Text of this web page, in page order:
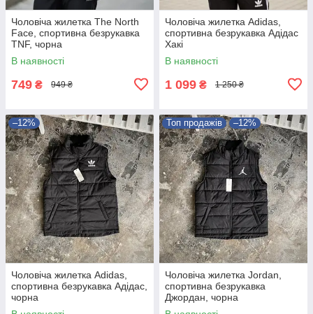
Чоловіча жилетка The North
Face, спортивна безрукавка
TNF, чорна
В наявності
749 ₴ 949 ₴
Чоловіча жилетка Adidas,
спортивна безрукавка Адідас
Хакі
В наявності
1 099 ₴ 1 250 ₴
–12%
Чоловіча жилетка Adidas,
спортивна безрукавка Адідас,
чорна
Топ продажів –12%
Чоловіча жилетка Jordan,
спортивна безрукавка
Джордан, чорна